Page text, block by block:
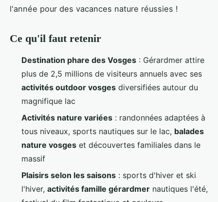
l'année pour des vacances nature réussies !
Ce qu'il faut retenir
Destination phare des Vosges : Gérardmer attire
plus de 2,5 millions de visiteurs annuels avec ses
activités outdoor vosges diversifiées autour du
magnifique lac
Activités nature variées : randonnées adaptées à
tous niveaux, sports nautiques sur le lac, balades
nature vosges et découvertes familiales dans le
massif
Plaisirs selon les saisons : sports d'hiver et ski
l'hiver, activités famille gérardmer nautiques l'été,